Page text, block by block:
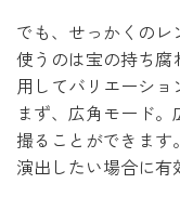
でも、せっかくの
使うのは宝の持ち腐
用してバリエーショ
まず、広角モード
撮ることができます
演出したい場合に有